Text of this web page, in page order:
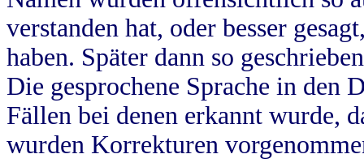
verstanden hat, oder besser
haben. Später dann so
Die gesprochene Sprache in
Fällen bei denen erkannt wurde,
wurden Korrekturen